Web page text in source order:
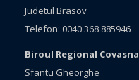
Judetul Brasov
Telefon: 0040 368 885946
Biroul Regional Covasna
Sfantu Gheorghe